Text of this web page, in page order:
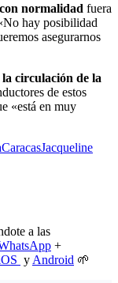
normalidad fuera
hay posibilidad
asegurarnos
circulación de la
de estos
«está en muy
CaracasJacqueline
a las
+
y Android 🌱